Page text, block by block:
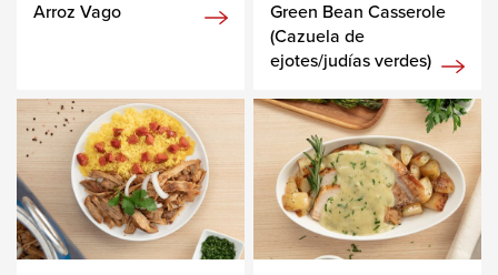
Arroz Vago
Green Bean Casserole
(Cazuela de
ejotes/judías verdes)